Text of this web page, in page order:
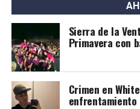
Sierra de la
Primavera con
Crimen en
enfrentamiento